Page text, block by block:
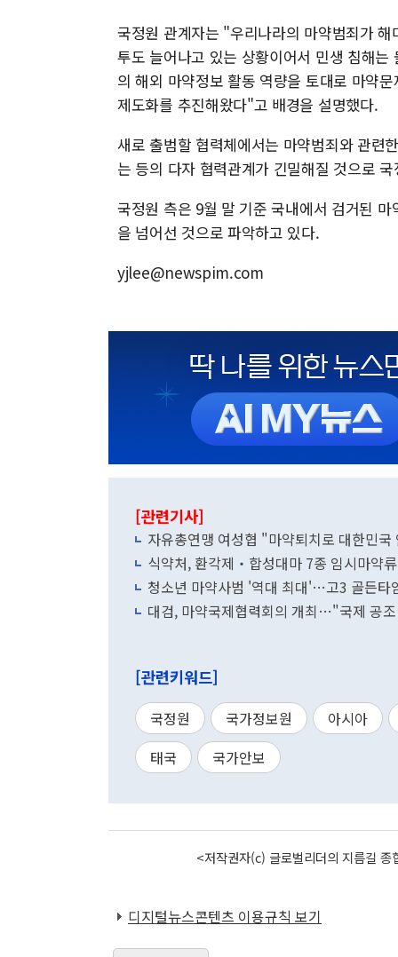
국정원 관계자는 "우리나라의 마약범죄가
투도 늘어나고 있는 상황이어서 민생 침해
의 해외 마약정보 활동 역량을 토대로 마약
제도화를 추진해왔다"고 배경을 설명했다.
새로 출범할 협력체에서는 마약범죄와 관련
는 등의 다자 협력관계가 긴밀해질 것으로
국정원 측은 9월 말 기준 국내에서 검거된
을 넘어선 것으로 파악하고 있다.
yjlee@newspim.com
[관련기사]
자유총연맹 여성협 "마약퇴치로 대한민
식약처, 환각제‧합성대마 7종 임시마약
청소년 마약사범 '역대 최대'…고3 골든타
대검, 마약국제협력회의 개최…"국제 공
[관련키워드]
국정원 국가정보원
아시아
태국
국가안보
<저작권자(c) 글로벌리더의 지름길
디지털뉴스콘텐츠 이용규칙 보기